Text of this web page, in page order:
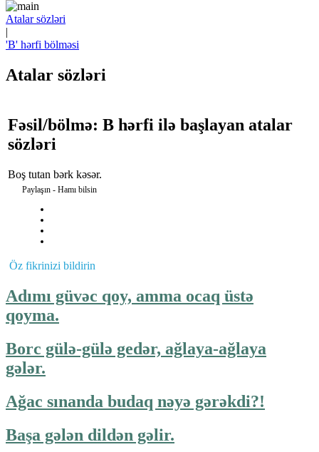
Atalar sözləri
|
'B' hərfi bölməsi
Atalar sözləri
Fəsil/bölmə: B hərfi ilə başlayan atalar
sözləri
Boş tutan bərk kəsər.
Paylaşın - Hamı bilsin
Öz fikrinizi bildirin
Adımı güvəc qoy, amma ocaq üstə
qoyma.
Borc gülə-gülə gedər, ağlaya-ağlaya
gələr.
Ağac sınanda budaq nəyə gərəkdi?!
Başa gələn dildən gəlir.